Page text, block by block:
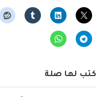
كتب لها صلة